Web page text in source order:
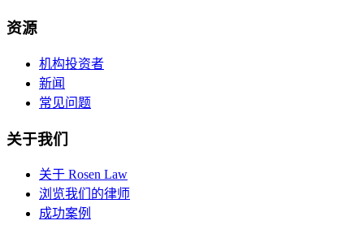
资源
机构投资者
新闻
常见问题
关于我们
关于 Rosen Law
浏览我们的律师
成功案例